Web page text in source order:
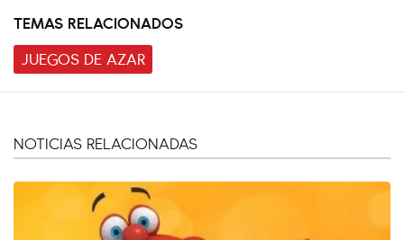
TEMAS RELACIONADOS
JUEGOS DE AZAR
NOTICIAS RELACIONADAS